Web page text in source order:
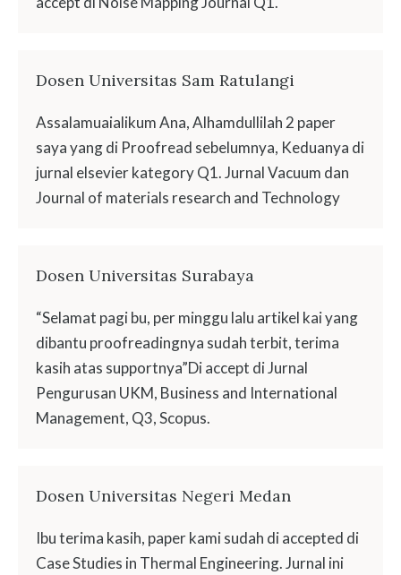
Dosen Universitas Sam Ratulangi
Assalamuaialikum Ana, Alhamdullilah 2 paper
saya yang di Proofread sebelumnya, Keduanya di
jurnal elsevier kategory Q1. Jurnal Vacuum dan
Journal of materials research and Technology
Dosen Universitas Surabaya
“Selamat pagi bu, per minggu lalu artikel kai yang
dibantu proofreadingnya sudah terbit, terima
kasih atas supportnya”Di accept di Jurnal
Pengurusan UKM, Business and International
Management, Q3, Scopus.
Dosen Universitas Negeri Medan
Ibu terima kasih, paper kami sudah di accepted di
Case Studies in Thermal Engineering. Jurnal ini